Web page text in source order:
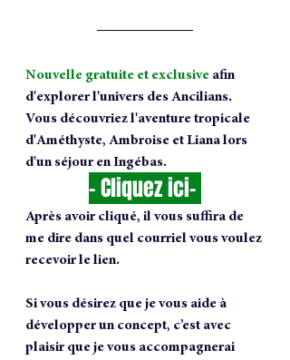
Nouvelle gratuite et exclusive afin
d'explorer l'univers des Ancilians.
Vous découvriez l'aventure tropicale
d'Améthyste, Ambroise et Liana lors
d'un séjour en Ingébas.
- Cliquez ici-
Après avoir cliqué, il vous suffira de
me dire dans quel courriel vous voulez
recevoir le lien.
Si vous désirez que je vous aide à
développer un concept, c’est avec
plaisir que je vous accompagnerai